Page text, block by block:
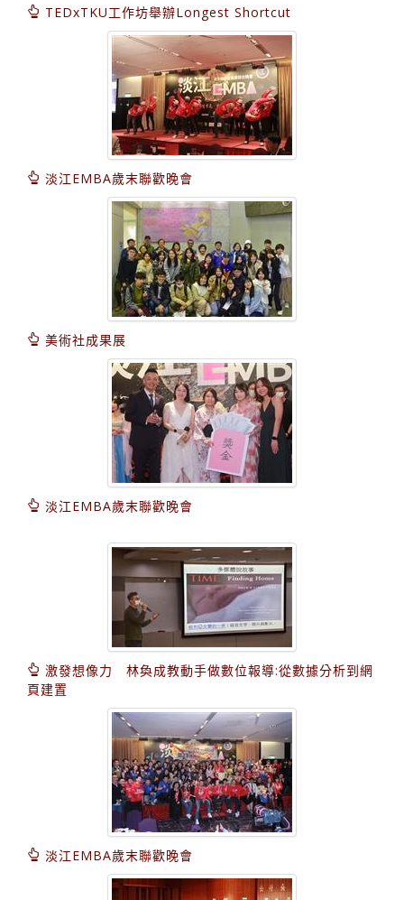
TEDxTKU工作坊舉辦Longest Shortcut
淡江EMBA歲末聯歡晚會
美術社成果展
淡江EMBA歲末聯歡晚會
激發想像力 林奐成教動手做數位報導:從數據分析到網
頁建置
淡江EMBA歲末聯歡晚會